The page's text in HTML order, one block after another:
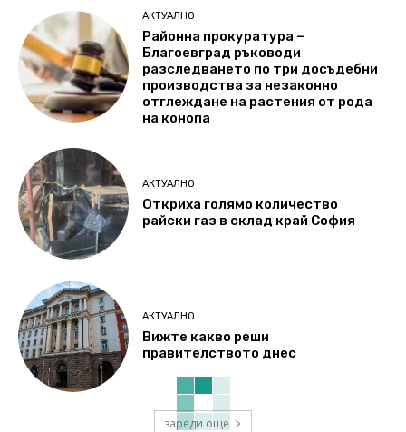
АКТУАЛНО
Районна прокуратура –
Благоевград ръководи
разследването по три досъдебни
производства за незаконно
отглеждане на растения от рода
на конопа
АКТУАЛНО
Откриха голямо количество
райски газ в склад край София
АКТУАЛНО
Вижте какво реши
правителството днес
зареди още